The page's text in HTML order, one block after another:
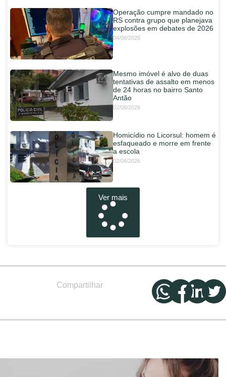
Operação cumpre mandado no
RS contra grupo que planejava
explosões em debates de 2026
04/08/2026
Mesmo imóvel é alvo de duas
tentativas de assalto em menos
de 24 horas no bairro Santo
Antão
02/08/2026
Homicídio no Licorsul: homem é
esfaqueado e morre em frente
a escola
02/08/2026
Ver mais
Compartilhar